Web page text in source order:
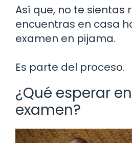
Así que, no te sientas
encuentras en casa
examen en pijama.
Es parte del proceso.
¿Qué esperar
examen?